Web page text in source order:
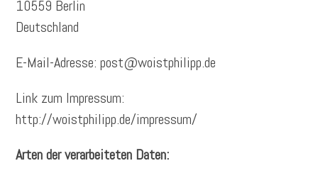
10559 Berlin
Deutschland
E-Mail-Adresse: post@woistphilipp.de
Link zum Impressum:
http://woistphilipp.de/impressum/
Arten der verarbeiteten Daten: